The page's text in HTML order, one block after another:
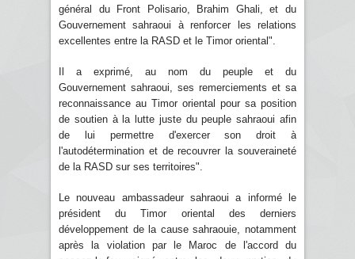
général du Front Polisario, Brahim Ghali, et du
Gouvernement sahraoui à renforcer les relations
excellentes entre la RASD et le Timor oriental".
Il a exprimé, au nom du peuple et du
Gouvernement sahraoui, ses remerciements et sa
reconnaissance au Timor oriental pour sa position
de soutien à la lutte juste du peuple sahraoui afin
de lui permettre d'exercer son droit à
l'autodétermination et de recouvrer la souveraineté
de la RASD sur ses territoires".
Le nouveau ambassadeur sahraoui a informé le
président du Timor oriental des derniers
développement de la cause sahraouie, notamment
après la violation par le Maroc de l'accord du